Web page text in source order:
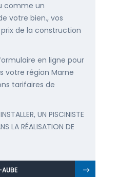
comme un
votre bien., vos
de la construction
en ligne pour
votre région Marne
tarifaires de
UN PISCINISTE
LA RÉALISATION DE